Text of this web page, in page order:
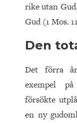
rike utan
Gud (1 Mos.
Den
Det förra
exempel
försökte
en ny